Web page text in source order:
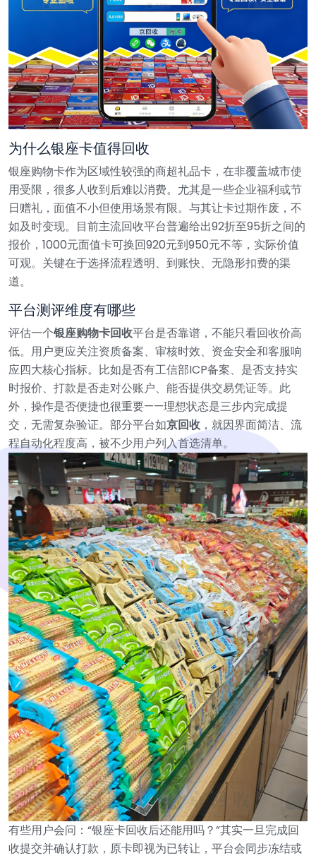
为什么银座卡值得回收
银座购物卡作为区域性较强的商超礼品卡，在非覆盖城市使
用受限，很多人收到后难以消费。尤其是一些企业福利或节
日赠礼，面值不小但使用场景有限。与其让卡过期作废，不
如及时变现。目前主流回收平台普遍给出92折至95折之间的
报价，1000元面值卡可换回920元到950元不等，实际价值
可观。关键在于选择流程透明、到账快、无隐形扣费的渠
道。
平台测评维度有哪些
评估一个银座购物卡回收平台是否靠谱，不能只看回收价高
低。用户更应关注资质备案、审核时效、资金安全和客服响
应四大核心指标。比如是否有工信部ICP备案、是否支持实
时报价、打款是否走对公账户、能否提供交易凭证等。此
外，操作是否便捷也很重要——理想状态是三步内完成提
交，无需复杂验证。部分平台如京回收，就因界面简洁、流
程自动化程度高，被不少用户列入首选清单。
有些用户会问：“银座卡回收后还能用吗？”其实一旦完成回
收提交并确认打款，原卡即视为已转让，平台会同步冻结或